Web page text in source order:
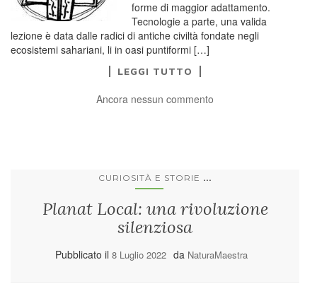
forme di maggior adattamento.
Tecnologie a parte, una valida
lezione è data dalle radici di antiche civiltà fondate negli
ecosistemi sahariani, li in oasi puntiformi […]
LEGGI TUTTO
Ancora nessun commento
CURIOSITÀ E STORIE ...
Planat Local: una rivoluzione
silenziosa
Pubblicato il 8 Luglio 2022 da NaturaMaestra